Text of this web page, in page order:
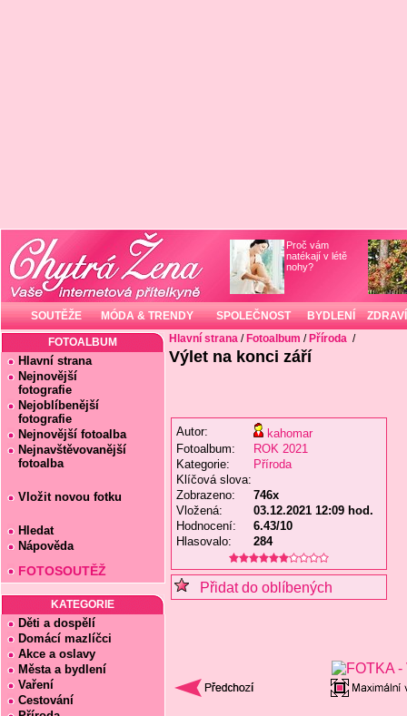
Proč vám
natékají v létě
nohy?
SOUTĚŽE MÓDA & TRENDY SPOLEČNOST BYDLENÍ ZDRAVÍ
FOTOALBUM
Hlavní strana
Nejnovější
fotografie
Nejoblíbenější
fotografie
Nejnovější fotoalba
Nejnavštěvovanější
fotoalba
Vložit novou fotku
Hledat
Nápověda
FOTOSOUTĚŽ
KATEGORIE
Děti a dospělí
Domácí mazlíčci
Akce a oslavy
Města a bydlení
Vaření
Cestování
Hlavní strana / Fotoalbum / Příroda /
Výlet na konci září
Autor:
kahomar
Fotoalbum:
ROK 2021
Kategorie:
Příroda
Klíčová slova:
Zobrazeno:
746x
Vložená:
03.12.2021 12:09 hod.
Hodnocení:
6.43/10
Hlasovalo:
284
Přidat do oblíbených